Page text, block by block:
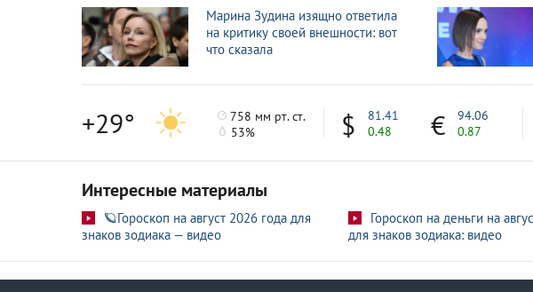
Марина Зудина изящно ответила
на критику своей внешности: вот
что сказала
+29°
758 мм рт. ст.
53%
81.41
0.48
94.06
0.87
Интересные материалы
🪐Гороскоп на август 2026 года для
знаков зодиака — видео
Гороскоп на деньги на
для знаков зодиака: видео